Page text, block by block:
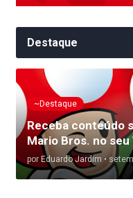
Destaque
~Destaque
Receba conteúdo
Mario Bros. no seu
por Eduardo Jardim •